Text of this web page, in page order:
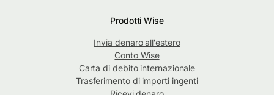
Prodotti Wise
Invia denaro all'estero
Conto Wise
Carta di debito internazionale
Trasferimento di importi ingenti